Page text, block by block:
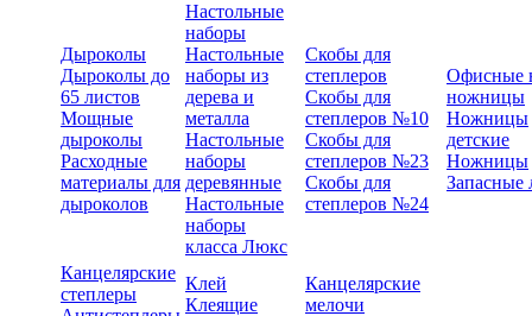
Дыроколы
Дыроколы до
65 листов
Мощные
дыроколы
Расходные
материалы для
дыроколов
Настольные
наборы
Настольные
наборы из
дерева и
металла
Настольные
наборы
деревянные
Настольные
наборы
класса Люкс
Скобы для
степлеров
Скобы для
степлеров №10
Скобы для
степлеров №23
Скобы для
степлеров №24
Офисные
ножницы
Ножницы
детские
Ножницы
Запасные
Канцелярские
степлеры
Клей
Клеящие
Канцелярские
мелочи